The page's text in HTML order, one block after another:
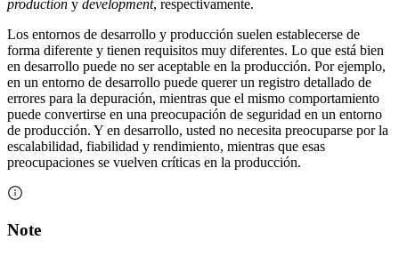
production y development, respectivamente.
Los entornos de desarrollo y producción suelen establecerse de
forma diferente y tienen requisitos muy diferentes. Lo que está bien
en desarrollo puede no ser aceptable en la producción. Por ejemplo,
en un entorno de desarrollo puede querer un registro detallado de
errores para la depuración, mientras que el mismo comportamiento
puede convertirse en una preocupación de seguridad en un entorno
de producción. Y en desarrollo, usted no necesita preocuparse por la
escalabilidad, fiabilidad y rendimiento, mientras que esas
preocupaciones se vuelven críticas en la producción.
Note